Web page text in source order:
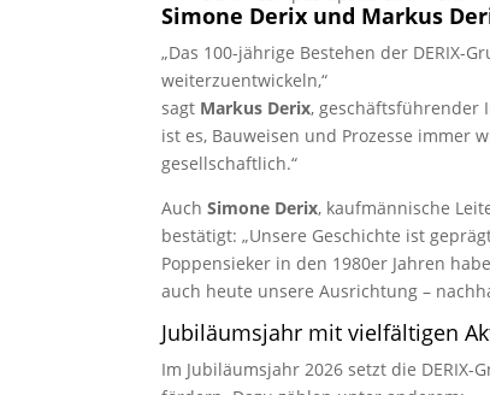
Simone Derix und Markus
„Das 100-jährige Bestehen der DERIX-
weiterzuentwickeln,“
sagt Markus Derix, geschäftsführender
ist es, Bauweisen und Prozesse immer
gesellschaftlich.“
AuchSimone Derix, kaufmännische
bestätigt: „Unsere Geschichte ist
Poppensieker in den 1980er Jahren
auch heute unsere Ausrichtung –
Jubiläumsjahr mit vielfältigen
Im Jubiläumsjahr 2026 setzt die